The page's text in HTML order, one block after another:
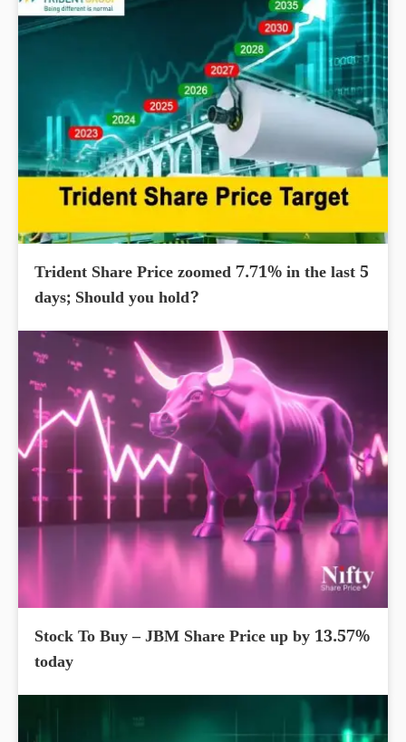
Trident Share Price zoomed 7.71% in the last 5
days; Should you hold?
Stock To Buy – JBM Share Price up by 13.57%
today